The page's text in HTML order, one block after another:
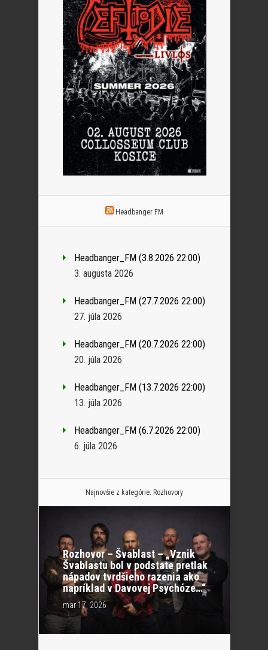
Headbanger FM
Headbanger_FM (3.8.2026 22:00)
3. augusta 2026
Headbanger_FM (27.7.2026 22:00)
27. júla 2026
Headbanger_FM (20.7.2026 22:00)
20. júla 2026
Headbanger_FM (13.7.2026 22:00)
13. júla 2026
Headbanger_FM (6.7.2026 22:00)
6. júla 2026
Najnovšie z kategórie: Rozhovory
Rozhovor – Švablast – „Vznik
Švablastu bol v podstate pretlak
nápadov tvrdšieho razenia ako
napríklad v Davovej Psychóze…“
mar 17, 2026